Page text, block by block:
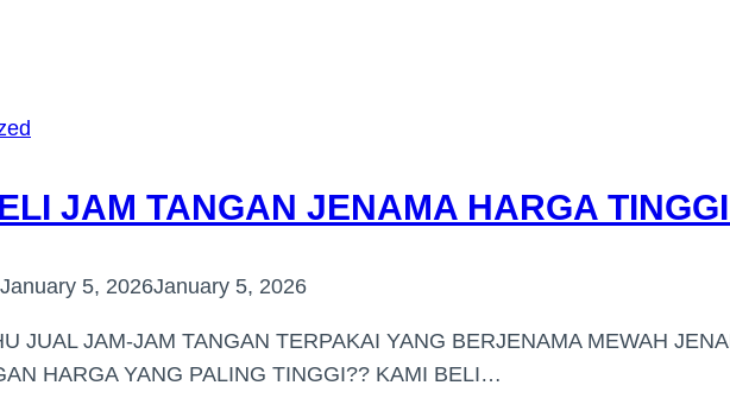
JAM TANGAN JENAMA HARGA
January 5, 2026January 5, 2026
JUAL JAM-JAM TANGAN TERPAKAI YANG BERJENAMA MEWAH
HARGA YANG PALING TINGGI?? KAMI BELI…